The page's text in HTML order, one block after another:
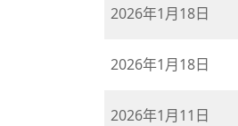
2026年1月18日
2026年1月18日
2026年1月11日